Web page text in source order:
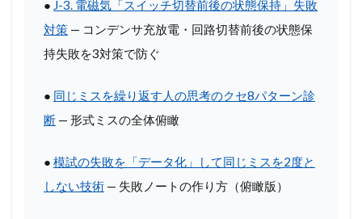
● J-3. 電磁気「スイッチ切替前後の状態保持」失敗
対策 — コンデンサ充放電・回路切替前後の状態保
持失敗を3対策で防ぐ
● 同じミスを繰り返す人の思考のクセ8パターン診
断 — 形式ミスの全体俯瞰
● 模試の失敗を「データ化」して同じミスを2度と
しない技術 — 失敗ノートの作り方（俯瞰版）